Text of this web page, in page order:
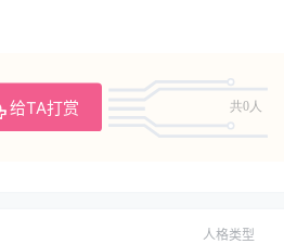
给TA打赏 共0人
人格类型